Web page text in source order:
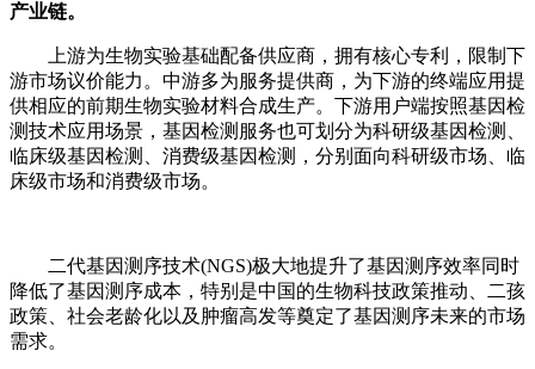
产业链。
上游为生物实验基础配备供应商，拥有核心专利，限制下
游市场议价能力。中游多为服务提供商，为下游的终端应用提
供相应的前期生物实验材料合成生产。下游用户端按照基因检
测技术应用场景，基因检测服务也可划分为科研级基因检测、
临床级基因检测、消费级基因检测，分别面向科研级市场、临
床级市场和消费级市场。
二代基因测序技术(NGS)极大地提升了基因测序效率同时
降低了基因测序成本，特别是中国的生物科技政策推动、二孩
政策、社会老龄化以及肿瘤高发等奠定了基因测序未来的市场
需求。